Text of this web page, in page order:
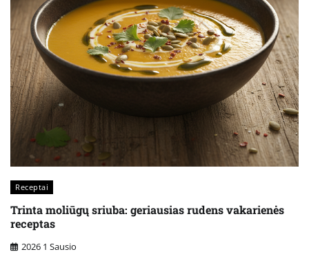
Receptai
Trinta moliūgų sriuba: geriausias rudens vakarienės
receptas
2026 1 Sausio